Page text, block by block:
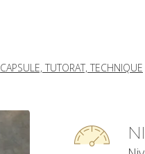
CAPSULE, TUTORAT, TECHNIQUE